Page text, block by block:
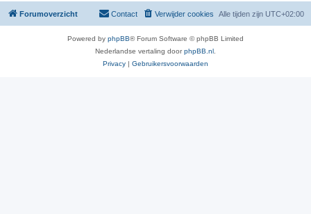
Forumoverzicht Alle tijden zijn UTC+02:00
Verwijder cookies
Contact
Powered by phpBB® Forum Software © phpBB Limited
Nederlandse vertaling doorphpBB.nl
Privacy | Gebruikersvoorwaarden